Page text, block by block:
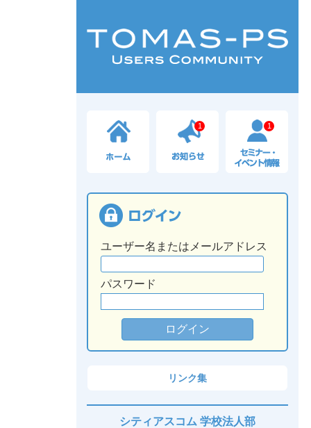
1 1
ユーザー名またはメールアドレス
パスワード
リンク集
シティアスコム 学校法人部